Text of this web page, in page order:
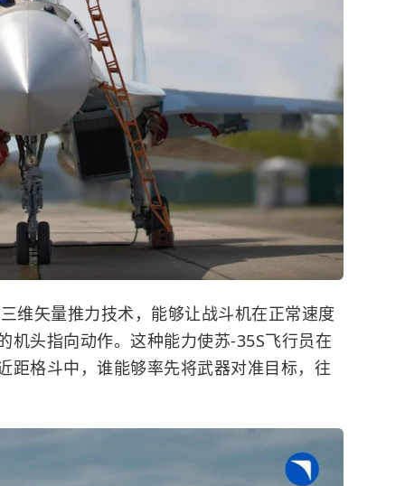
维矢量推力技术，能够让战斗机在正常速度
机头指向动作。这种能力使苏-35S飞行员在
距格斗中，谁能够率先将武器对准目标，往